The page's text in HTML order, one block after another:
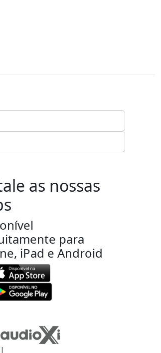
as nossas
para
iPad e Android
|